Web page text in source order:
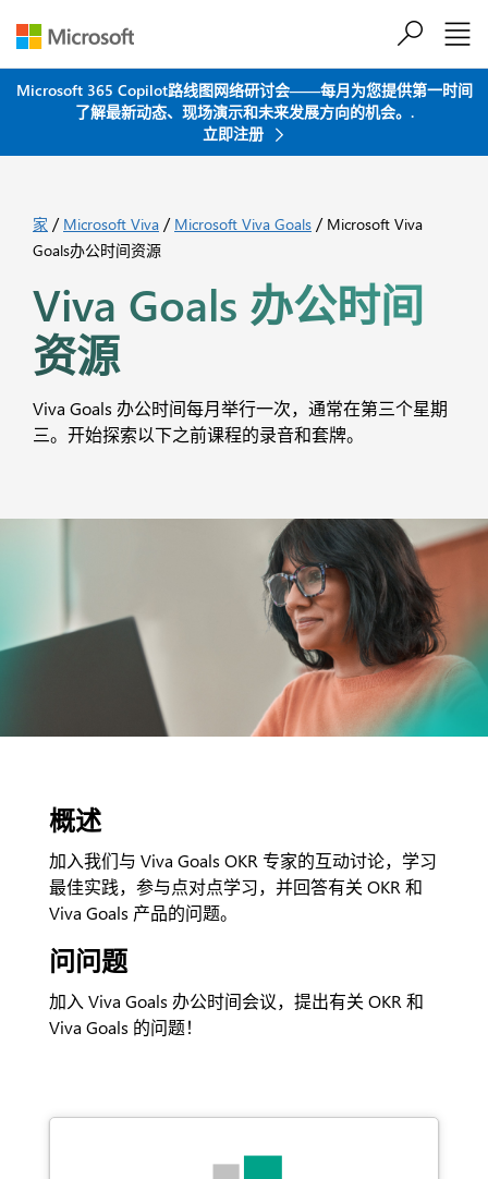
Microsoft 365 Copilot路线图网络研讨会——每月为您提供第一时间
了解最新动态、现场演示和未来发展方向的机会。.
立即注册
家 / Microsoft Viva / Microsoft Viva Goals / Microsoft Viva
Goals办公时间资源
Viva Goals 办公时间
资源
Viva Goals 办公时间每月举行一次，通常在第三个星期
三。开始探索以下之前课程的录音和套牌。
概述
加入我们与 Viva Goals OKR 专家的互动讨论，学习
最佳实践，参与点对点学习，并回答有关 OKR 和
Viva Goals 产品的问题。
问问题
加入 Viva Goals 办公时间会议，提出有关 OKR 和
Viva Goals 的问题！